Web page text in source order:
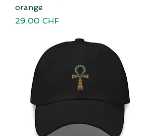
orange
Preis
29,00 CHF